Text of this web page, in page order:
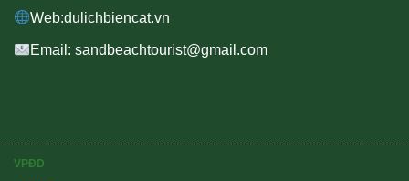
Web:dulichbiencat.vn
Email: sandbeachtourist@gmail.com
VPĐD